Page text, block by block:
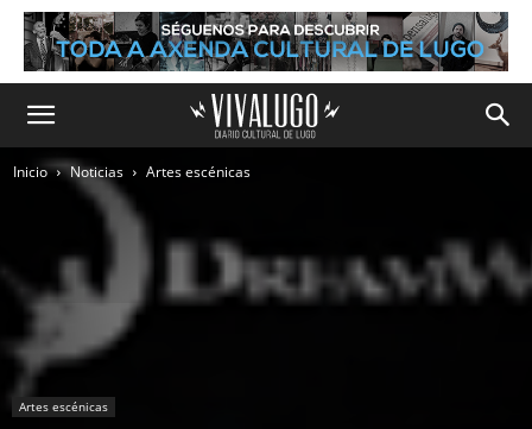
Inicio Noticias Artes escénicas
Artes escénicas